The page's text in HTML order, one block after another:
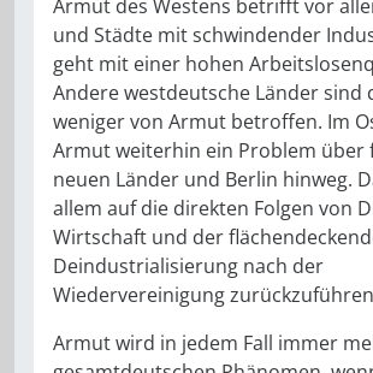
Armut des Westens betrifft vor
und Städte mit schwindender
geht mit einer hohen
Andere westdeutsche Länder sind
weniger von Armut betroffen. Im
Armut weiterhin ein Problem über
neuen Länder und Berlin hinweg.
allem auf die direkten Folgen von
Wirtschaft und der
Deindustrialisierung nach der
Wiedervereinigung
Armut wird in jedem Fall immer